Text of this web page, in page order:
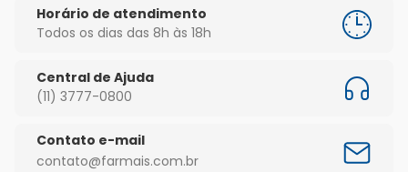
Horário de atendimento
Todos os dias das 8h às 18h
Central de Ajuda
(11) 3777-0800
Contato e-mail
contato@farmais.com.br